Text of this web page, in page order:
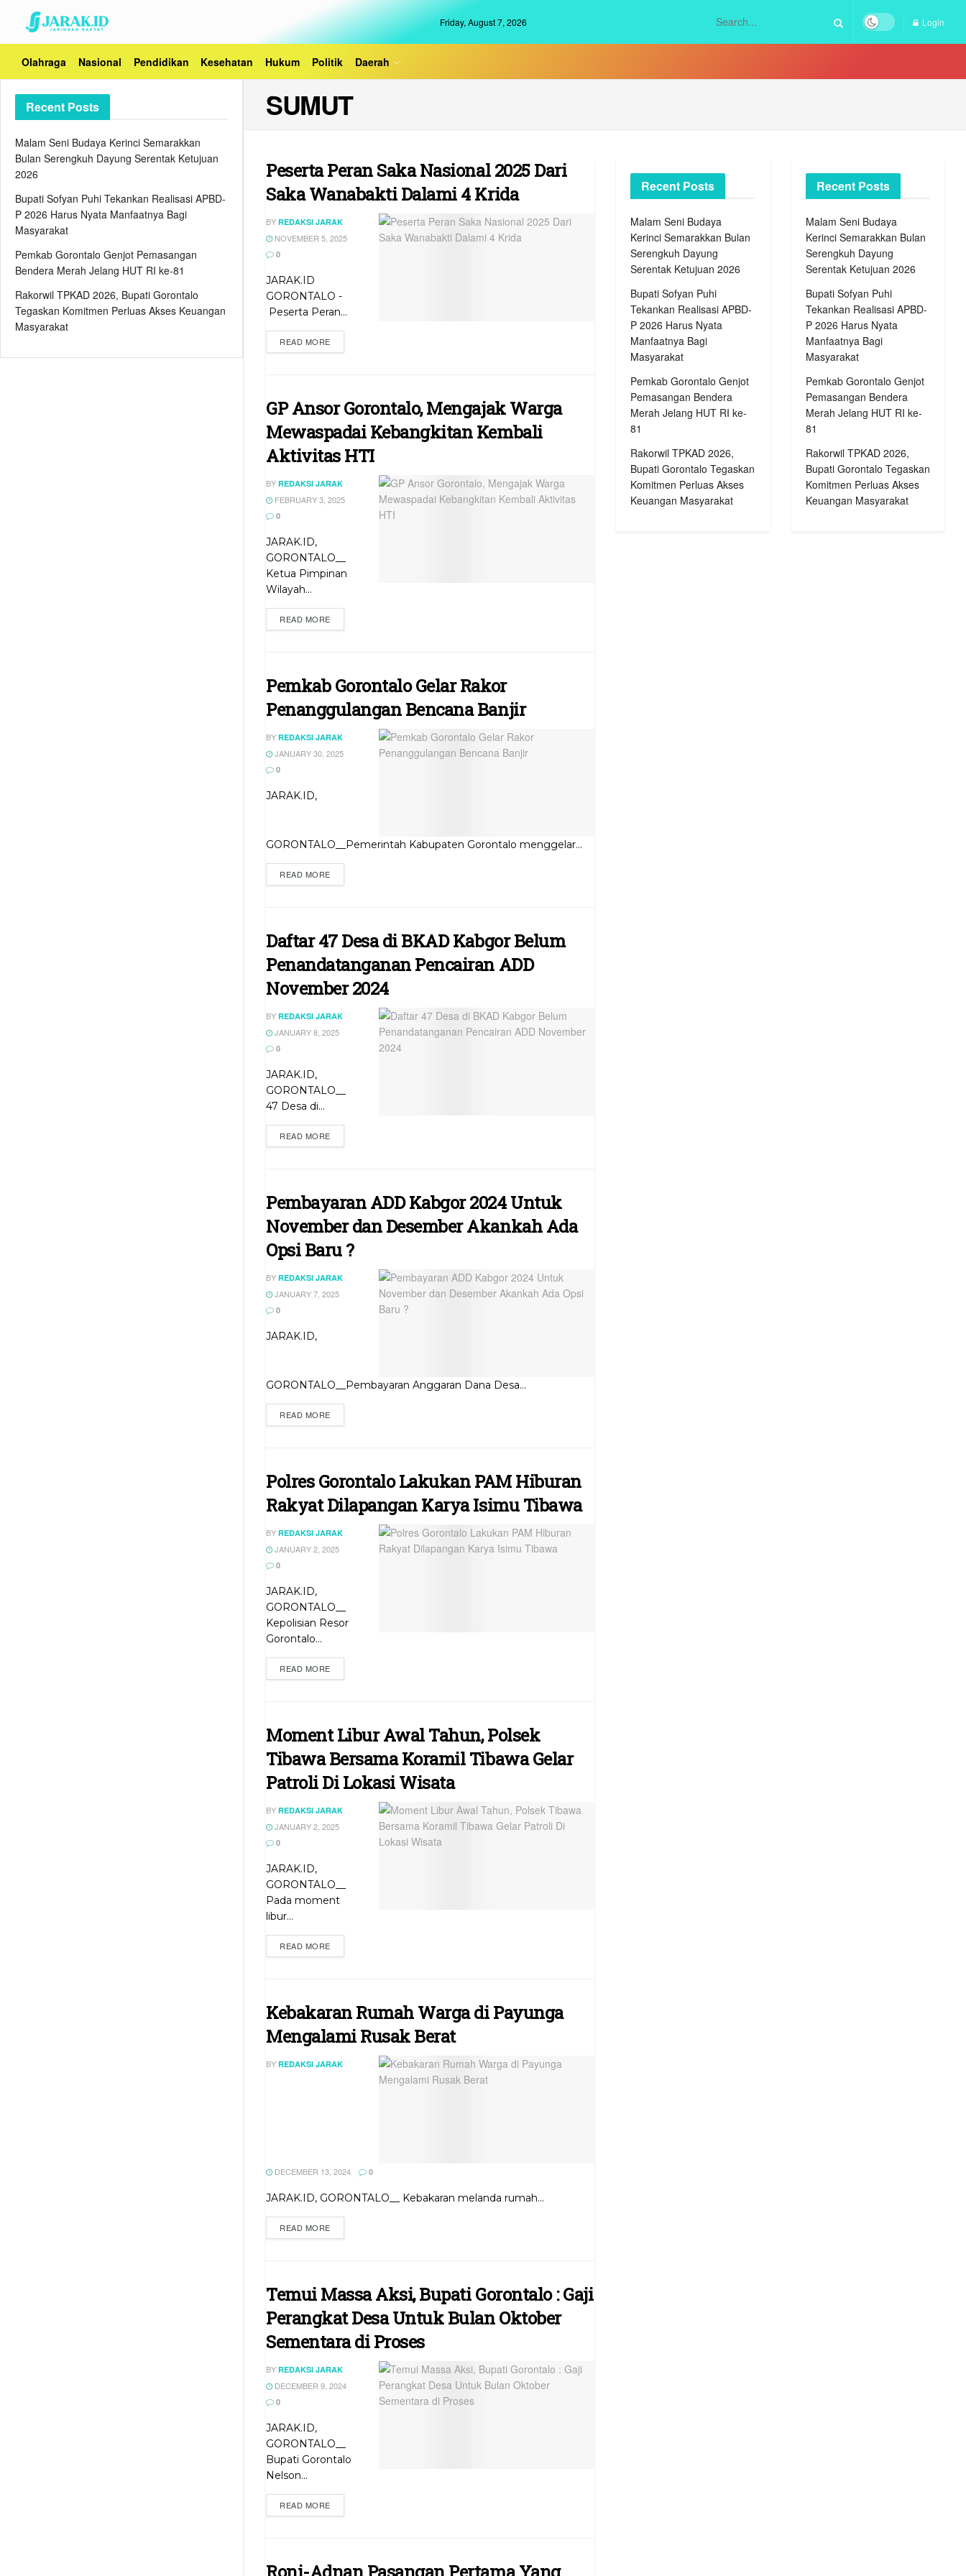
Recent Posts
Malam Seni Budaya Kerinci Semarakkan
Bulan Serengkuh Dayung Serentak Ketujuan
2026
Bupati Sofyan Puhi Tekankan Realisasi APBD-
P 2026 Harus Nyata Manfaatnya Bagi
Masyarakat
Pemkab Gorontalo Genjot Pemasangan
Bendera Merah Jelang HUT RI ke-81
Rakorwil TPKAD 2026, Bupati Gorontalo
Tegaskan Komitmen Perluas Akses Keuangan
Masyarakat
Friday, August 7, 2026 Login
Olahraga Nasional Pendidikan Kesehatan Hukum Politik Daerah
SUMUT
Peserta Peran Saka Nasional 2025 Dari
Saka Wanabakti Dalami 4 Krida
BY REDAKSI JARAK
NOVEMBER 5, 2025
0
JARAK.ID
GORONTALO -
Peserta Peran...
READ MORE
GP Ansor Gorontalo, Mengajak Warga
Mewaspadai Kebangkitan Kembali
Aktivitas HTI
BY REDAKSI JARAK
FEBRUARY 3, 2025
0
JARAK.ID,
GORONTALO__
Ketua Pimpinan
Wilayah...
READ MORE
Pemkab Gorontalo Gelar Rakor
Penanggulangan Bencana Banjir
BY REDAKSI JARAK
JANUARY 30, 2025
0
JARAK.ID,
GORONTALO__Pemerintah Kabupaten Gorontalo menggelar...
READ MORE
Daftar 47 Desa di BKAD Kabgor Belum
Penandatanganan Pencairan ADD
November 2024
BY REDAKSI JARAK
JANUARY 8, 2025
0
JARAK.ID,
GORONTALO__
47 Desa di...
READ MORE
Pembayaran ADD Kabgor 2024 Untuk
November dan Desember Akankah Ada
Opsi Baru ?
BY REDAKSI JARAK
JANUARY 7, 2025
0
JARAK.ID,
GORONTALO__Pembayaran Anggaran Dana Desa...
READ MORE
Polres Gorontalo Lakukan PAM Hiburan
Rakyat Dilapangan Karya Isimu Tibawa
BY REDAKSI JARAK
JANUARY 2, 2025
0
JARAK.ID,
GORONTALO__
Kepolisian Resor
Gorontalo...
READ MORE
Moment Libur Awal Tahun, Polsek
Tibawa Bersama Koramil Tibawa Gelar
Patroli Di Lokasi Wisata
BY REDAKSI JARAK
JANUARY 2, 2025
0
JARAK.ID,
GORONTALO__
Pada moment
libur...
READ MORE
Kebakaran Rumah Warga di Payunga
Mengalami Rusak Berat
BY REDAKSI JARAK
DECEMBER 13, 2024 0
JARAK.ID, GORONTALO__ Kebakaran melanda rumah...
READ MORE
Temui Massa Aksi, Bupati Gorontalo : Gaji
Perangkat Desa Untuk Bulan Oktober
Sementara di Proses
BY REDAKSI JARAK
DECEMBER 9, 2024
0
JARAK.ID,
GORONTALO__
Bupati Gorontalo
Nelson...
READ MORE
Recent Posts
Malam Seni Budaya
Kerinci Semarakkan Bulan
Serengkuh Dayung
Serentak Ketujuan 2026
Bupati Sofyan Puhi
Tekankan Realisasi APBD-
P 2026 Harus Nyata
Manfaatnya Bagi
Masyarakat
Pemkab Gorontalo Genjot
Pemasangan Bendera
Merah Jelang HUT RI ke-
81
Rakorwil TPKAD 2026,
Bupati Gorontalo Tegaskan
Komitmen Perluas Akses
Keuangan Masyarakat
Recent Posts
Malam Seni Budaya
Kerinci Semarakkan Bulan
Serengkuh Dayung
Serentak Ketujuan 2026
Bupati Sofyan Puhi
Tekankan Realisasi APBD-
P 2026 Harus Nyata
Manfaatnya Bagi
Masyarakat
Pemkab Gorontalo Genjot
Pemasangan Bendera
Merah Jelang HUT RI ke-
81
Rakorwil TPKAD 2026,
Bupati Gorontalo Tegaskan
Komitmen Perluas Akses
Keuangan Masyarakat